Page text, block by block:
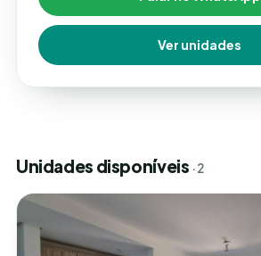
Ver unidades
Unidades disponíveis · 2